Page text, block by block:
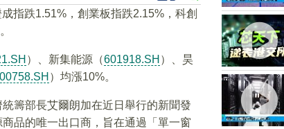
指跌1.51%，創業板指跌2.15%，科創
）、新集能源（601918.SH ）、昊
）均漲10%。
籌部長艾爾朗加在近日舉行的新聞發
品的唯一出口商，旨在通過「單一窗